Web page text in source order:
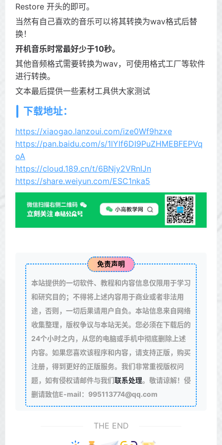
Restore 开头的即可。
当然有自己喜欢的音乐可以将其转换为wav格式后替
换！
开机音乐时常最好少于10秒。
其他音频格式需要转换为wav，可使用格式工厂等软件
进行转换。
文本最后提供一些素材工具供大家测试
下载地址：
https://xiaogao.lanzoui.com/ize0Wf9hzxe
https://pan.baidu.com/s/1lYIf6DI9PuZHMEBFEPVq
oA
https://cloud.189.cn/t/6BNjy2VRnIJn
https://share.weiyun.com/ESC1nka5
免责声明
本站提供的一切软件、教程和内容信息仅限用于学习
和研究目的；不得将上述内容用于商业或者非法用
途，否则，一切后果请用户自负。本站信息来自网络
收集整理，版权争议与本站无关。您必须在下载后的
24个小时之内，从您的电脑或手机中彻底删除上述
内容。如果您喜欢该程序和内容，请支持正版，购买
注册，得到更好的正版服务。我们非常重视版权问
题，如有侵权请邮件与我们联系处理。敬请谅解！侵
删请致信E-mail：995113774@qq.com
THE END